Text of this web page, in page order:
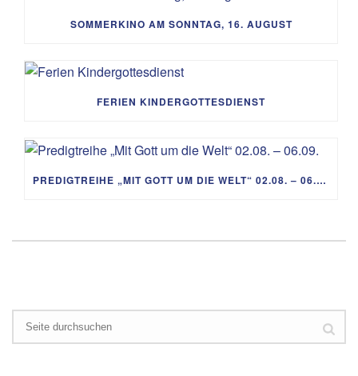
SOMMERKINO AM SONNTAG, 16. AUGUST
FERIEN KINDERGOTTESDIENST
PREDIGTREIHE „MIT GOTT UM DIE WELT“ 02.08. – 06.09.